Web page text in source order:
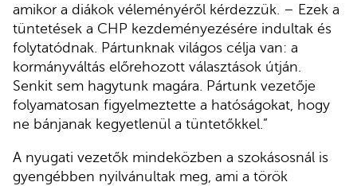
amikor a diákok véleményéről kérdezzük. – Ezek a
tüntetések a CHP kezdeményezésére indultak és
folytatódnak. Pártunknak világos célja van: a
kormányváltás előrehozott választások útján.
Senkit sem hagytunk magára. Pártunk vezetője
folyamatosan figyelmeztette a hatóságokat, hogy
ne bánjanak kegyetlenül a tüntetőkkel.”
A nyugati vezetők mindeközben a szokásosnál is
gyengébben nyilvánultak meg, ami a török